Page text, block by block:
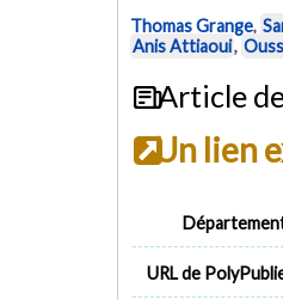
Thomas Grange,
Anis Attiaoui,
Article
Un lien
URL de